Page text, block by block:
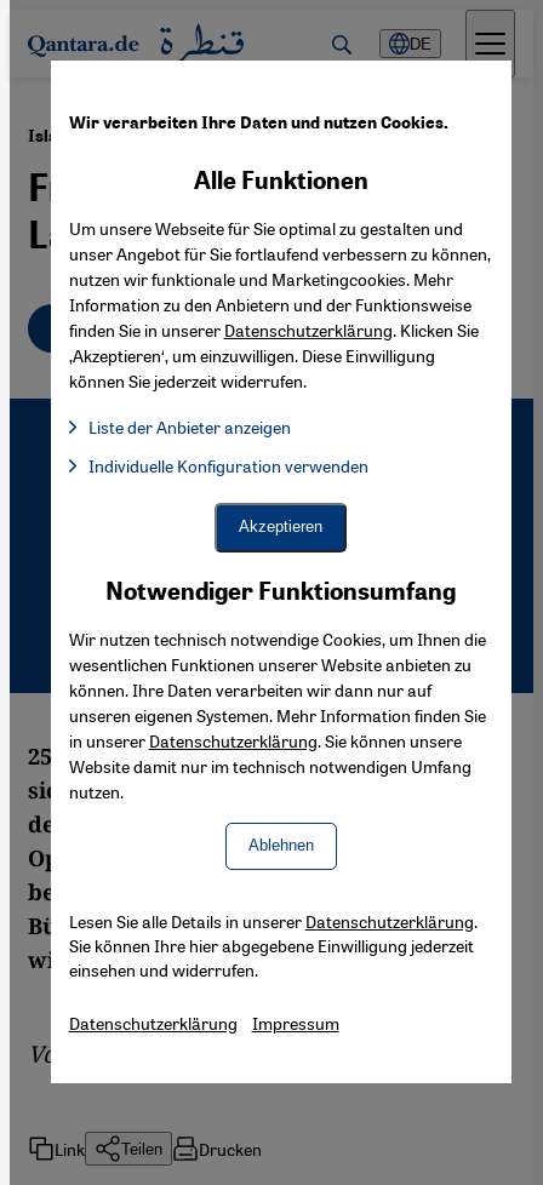
Direkt zum Inhalt springen
DE
Islam in Sri Lanka ·20.07.2009
Frieden für die Mauren Sri
Lankas?
Deutsch
25 Jahre Bürgerkrieg in Sri Lanka wirkten
sich auch auf die islamische Gemeinschaft
des Landes aus: Die Muslime fühlen sich als
Opfer eines Konflikts, an dem sie gar nicht
beteiligt waren. Mit dem Ende des
Bürgerkriegs scheint sich die Situation
wieder zu normalisieren.
Von
Link Teilen Drucken
Wir verarbeiten Ihre Daten und nutzen Cookies.
Notwendiger Funktionsumfang
Wir nutzen technisch notwendige Cookies, um Ihnen die
wesentlichen Funktionen unserer Website anbieten zu
können. Ihre Daten verarbeiten wir dann nur auf
unseren eigenen Systemen. Mehr Information finden Sie
in unserer Datenschutzerklärung. Sie können unsere
Website damit nur im technisch notwendigen Umfang
nutzen.
Ablehnen
Alle Funktionen
Um unsere Webseite für Sie optimal zu gestalten und
unser Angebot für Sie fortlaufend verbessern zu können,
nutzen wir funktionale und Marketingcookies. Mehr
Information zu den Anbietern und der Funktionsweise
finden Sie in unserer Datenschutzerklärung. Klicken Sie
‚Akzeptieren‘, um einzuwilligen. Diese Einwilligung
können Sie jederzeit widerrufen.
Liste der Anbieter anzeigen
Facebook Embed / Facebook Connect, Google Maps Embed,
Facebook Embed / Facebook Connect
Google Maps Embed
Individuelle Konfiguration verwenden
Akzeptieren
Lesen Sie alle Details in unserer Datenschutzerklärung.
Sie können Ihre hier abgegebene Einwilligung jederzeit
einsehen und widerrufen.
Datenschutzerklärung Impressum